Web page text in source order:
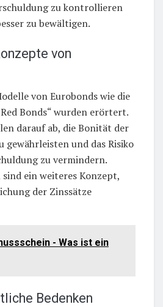
zu kontrollieren
zu bewältigen.
von
von Eurobonds wie die
Bonds“ wurden erörtert.
darauf ab, die Bonität der
gewährleisten und das Risiko
zu vermindern.
ein weiteres Konzept,
der Zinssätze
- Was ist ein
Bedenken